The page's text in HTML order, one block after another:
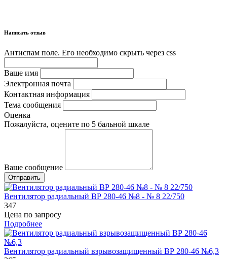
Написать отзыв
Антиспам поле. Его необходимо скрыть через css
Ваше имя
Электронная почта
Контактная информация
Тема сообщения
Оценка
Пожалуйста, оцените по 5 бальной шкале
Ваше сообщение
Вентилятор радиальный ВР 280-46 №8 - № 8 22/750
347
Цена по запросу
Подробнее
Вентилятор радиальный взрывозащищенный ВР 280-46 №6,3